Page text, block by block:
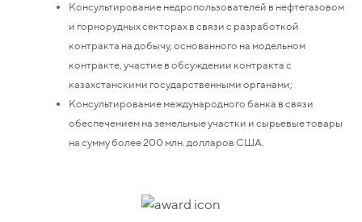
Консультирование недропользователей в нефтегазовом
и горнорудных секторах в связи с разработкой
контракта на добычу, основанного на модельном
контракте, участие в обсуждении контракта с
казахстанскими государственными органами;
Консультирование международного банка в связи
обеспечением на земельные участки и сырьевые товары
на сумму более 200 млн. долларов США.